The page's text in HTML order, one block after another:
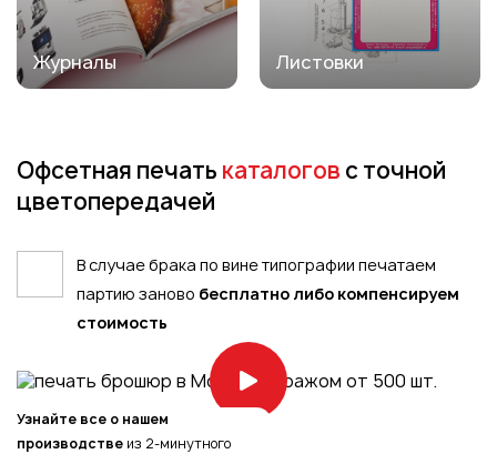
Журналы Листовки
Офсетная печать каталогов с точной
цветопередачей
В случае брака по вине типографии печатаем
партию заново бесплатно либо компенсируем
стоимость
Узнайте все о нашем
производстве из 2-минутного